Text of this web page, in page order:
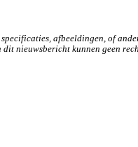
afbeeldingen, of
nieuwsbericht kunnen geen